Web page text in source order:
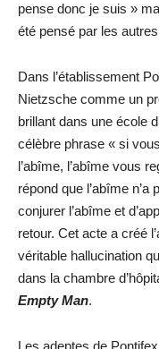
pense donc je suis »
été pensé par les
Dans l’établissement
Nietzsche comme un
brillant dans une école
célèbre phrase « si
l’abîme, l’abîme vous
répond que l’abîme n’a
conjurer l’abîme et
retour. Cet acte a créé
véritable hallucination
dans la chambre
Empty Man.
Les adeptes de